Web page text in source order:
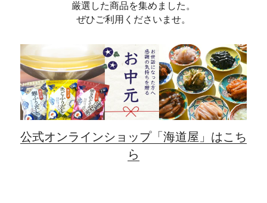
厳選した商品を集めました。
ぜひご利用くださいませ。
公式オンラインショップ「海道屋」はこち
ら